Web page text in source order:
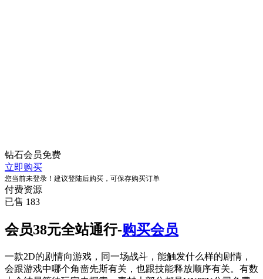
钻石会员免费
立即购买
您当前未登录！建议登陆后购买，可保存购买订单
付费资源
已售 183
会员38元全站通行-购买会员
一款2D的剧情向游戏，同一场战斗，能触发什么样的剧情，
会跟游戏中哪个角啬先斯有关，也跟技能释放顺序有关。有数